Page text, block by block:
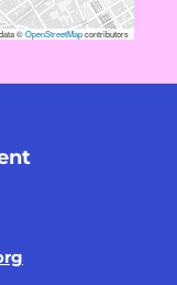
©OpenStreetMapcontributors